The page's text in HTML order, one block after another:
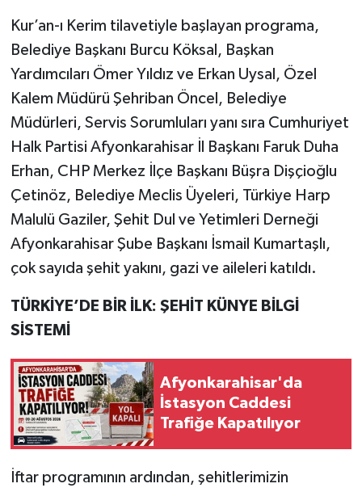
Kur’an-ı Kerim tilavetiyle başlayan programa,
Belediye Başkanı Burcu Köksal, Başkan
Yardımcıları Ömer Yıldız ve Erkan Uysal, Özel
Kalem Müdürü Şehriban Öncel, Belediye
Müdürleri, Servis Sorumluları yanı sıra Cumhuriyet
Halk Partisi Afyonkarahisar İl Başkanı Faruk Duha
Erhan, CHP Merkez İlçe Başkanı Büşra Dişçioğlu
Çetinöz, Belediye Meclis Üyeleri, Türkiye Harp
Malulü Gaziler, Şehit Dul ve Yetimleri Derneği
Afyonkarahisar Şube Başkanı İsmail Kumartaşlı,
çok sayıda şehit yakını, gazi ve aileleri katıldı.
TÜRKİYE’DE BİR İLK: ŞEHİT KÜNYE BİLGİ
SİSTEMİ
Afyonkarahisar'da
İstasyon Caddesi
Trafiğe Kapatılıyor
İftar programının ardından, şehitlerimizin